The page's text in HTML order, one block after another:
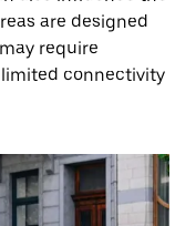
are designed
require
connectivity